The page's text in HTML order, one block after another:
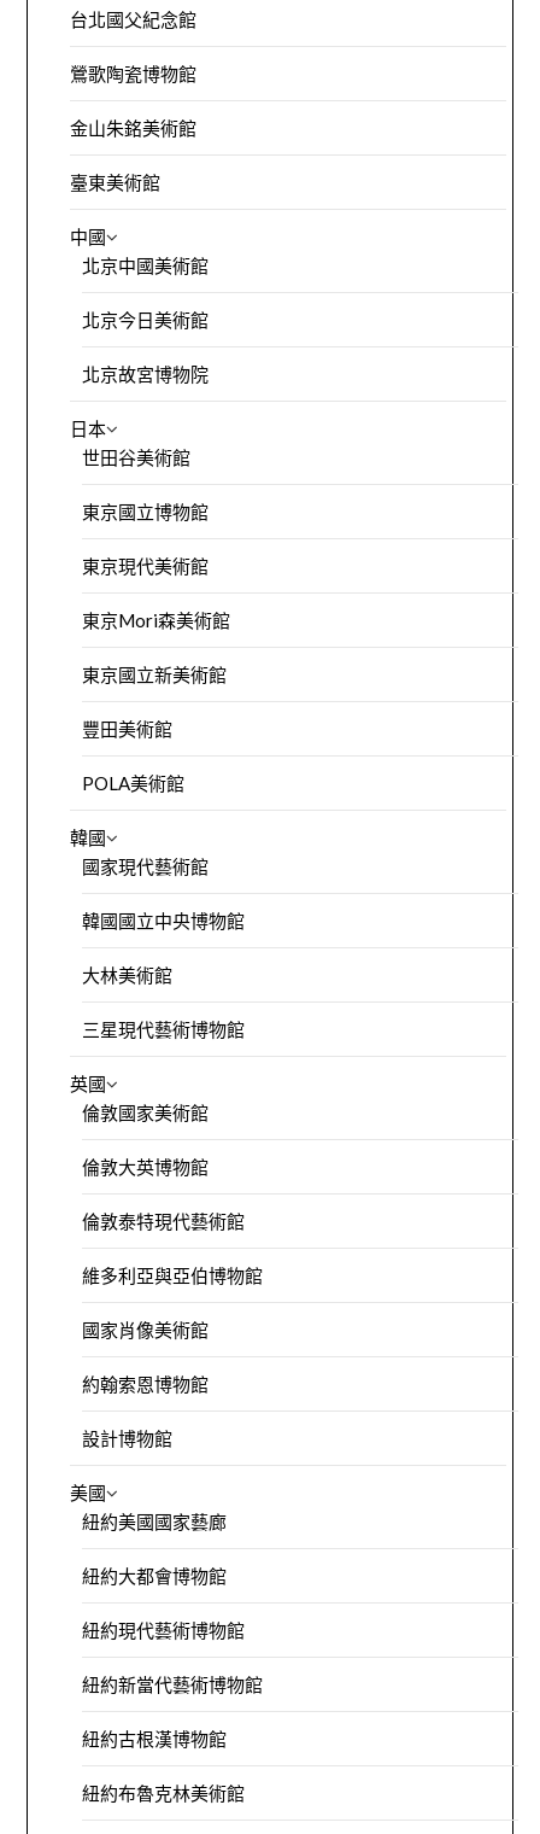
台北國父紀念館
鶯歌陶瓷博物館
金山朱銘美術館
臺東美術館
中國
北京中國美術館
北京今日美術館
北京故宮博物院
日本
世田谷美術館
東京國立博物館
東京現代美術館
東京Mori森美術館
東京國立新美術館
豐田美術館
POLA美術館
韓國
國家現代藝術館
韓國國立中央博物館
大林美術館
三星現代藝術博物館
英國
倫敦國家美術館
倫敦大英博物館
倫敦泰特現代藝術館
維多利亞與亞伯博物館
國家肖像美術館
約翰索恩博物館
設計博物館
美國
紐約美國國家藝廊
紐約大都會博物館
紐約現代藝術博物館
紐約新當代藝術博物館
紐約古根漢博物館
紐約布魯克林美術館